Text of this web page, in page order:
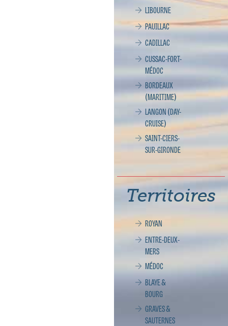
LIBOURNE
PAUILLAC
CADILLAC
CUSSAC-FORT-
MÉDOC
BORDEAUX
(MARITIME)
LANGON (DAY-
CRUISE)
SAINT-CIERS-
SUR-GIRONDE
Territoires
ROYAN
ENTRE-DEUX-
MERS
MÉDOC
BLAYE &
BOURG
GRAVES &
SAUTERNES